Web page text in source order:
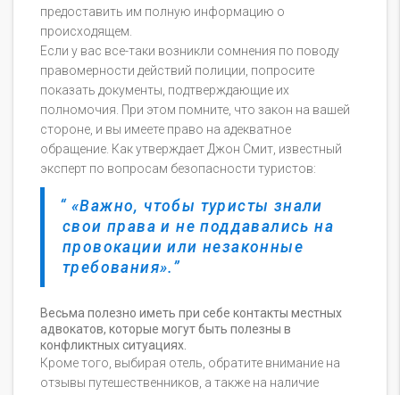
предоставить им полную информацию о
происходящем.
Если у вас все-таки возникли сомнения по поводу
правомерности действий полиции, попросите
показать документы, подтверждающие их
полномочия. При этом помните, что закон на вашей
стороне, и вы имеете право на адекватное
обращение. Как утверждает Джон Смит, известный
эксперт по вопросам безопасности туристов:
«Важно, чтобы туристы знали
свои права и не поддавались на
провокации или незаконные
требования».
Весьма полезно иметь при себе контакты местных
адвокатов, которые могут быть полезны в
конфликтных ситуациях.
Кроме того, выбирая отель, обратите внимание на
отзывы путешественников, а также на наличие